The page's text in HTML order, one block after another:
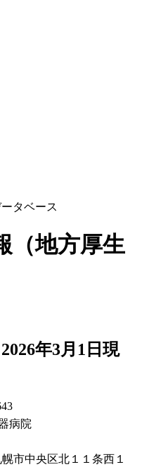
タベース
（地方厚生
年3月1日現
病院
市中央区北１１条西１